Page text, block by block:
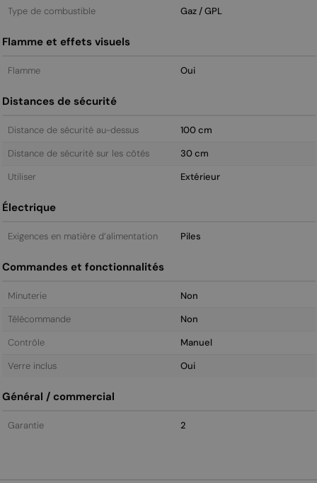
Type de combustible Gaz / GPL
Flamme et effets visuels
Flamme Oui
Distances de sécurité
Distance de sécurité au-dessus
100 cm
Distance de sécurité sur les côtés
30 cm
Utiliser
Extérieur
Électrique
Exigences en matière d’alimentation Piles
Commandes et fonctionnalités
Minuterie
Non
Télécommande
Non
Contrôle
Manuel
Verre inclus
Oui
Général / commercial
Garantie 2